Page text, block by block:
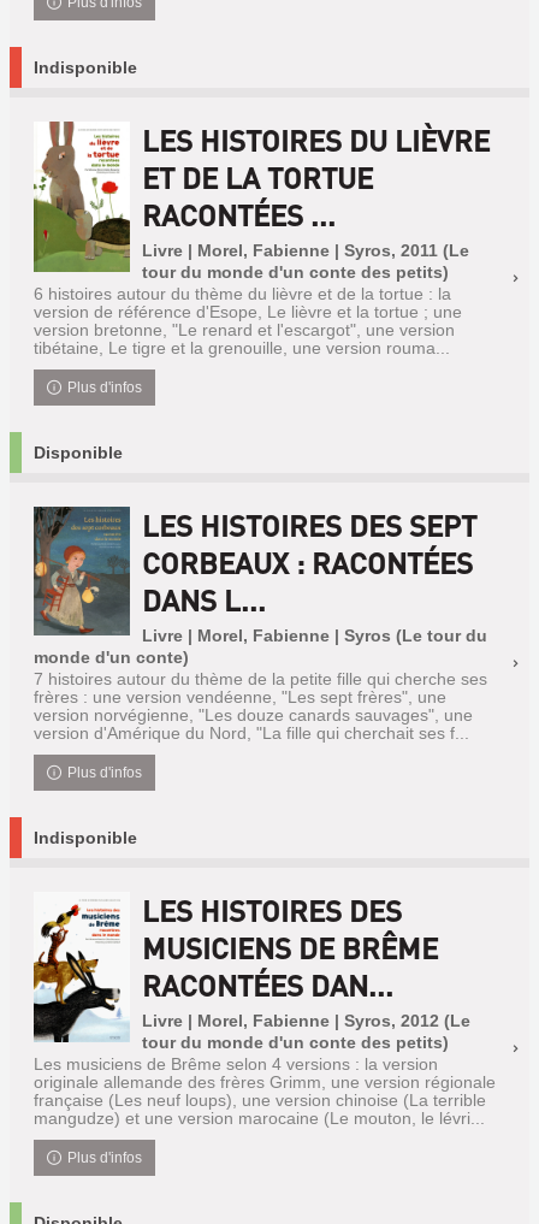
Indisponible
LES HISTOIRES DU LIÈVRE
ET DE LA TORTUE
RACONTÉES ...
Livre | Morel, Fabienne | Syros, 2011 (Le
tour du monde d'un conte des petits)
6 histoires autour du thème du lièvre et de la tortue : la
version de référence d'Esope, Le lièvre et la tortue ; une
version bretonne, "Le renard et l'escargot", une version
tibétaine, Le tigre et la grenouille, une version rouma...
Plus d'infos
Disponible
LES HISTOIRES DES SEPT
CORBEAUX : RACONTÉES
DANS L...
Livre | Morel, Fabienne | Syros (Le tour du
monde d'un conte)
7 histoires autour du thème de la petite fille qui cherche ses
frères : une version vendéenne, "Les sept frères", une
version norvégienne, "Les douze canards sauvages", une
version d'Amérique du Nord, "La fille qui cherchait ses f...
Plus d'infos
Indisponible
LES HISTOIRES DES
MUSICIENS DE BRÊME
RACONTÉES DAN...
Livre | Morel, Fabienne | Syros, 2012 (Le
tour du monde d'un conte des petits)
Les musiciens de Brême selon 4 versions : la version
originale allemande des frères Grimm, une version régionale
française (Les neuf loups), une version chinoise (La terrible
mangudze) et une version marocaine (Le mouton, le lévri...
Plus d'infos